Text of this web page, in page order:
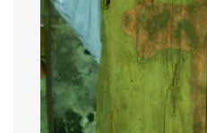
Občanská vzdělávací jednota
257 24